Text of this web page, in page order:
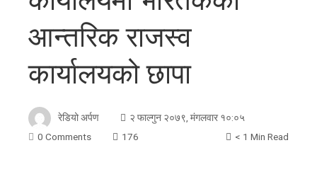
आन्तरिक राजस्व
कार्यालयको छापा
रेडियो अर्पण
२ फाल्गुन २०७९, मंगलवार १०:०५
0 Comments
176 < 1 Min Read